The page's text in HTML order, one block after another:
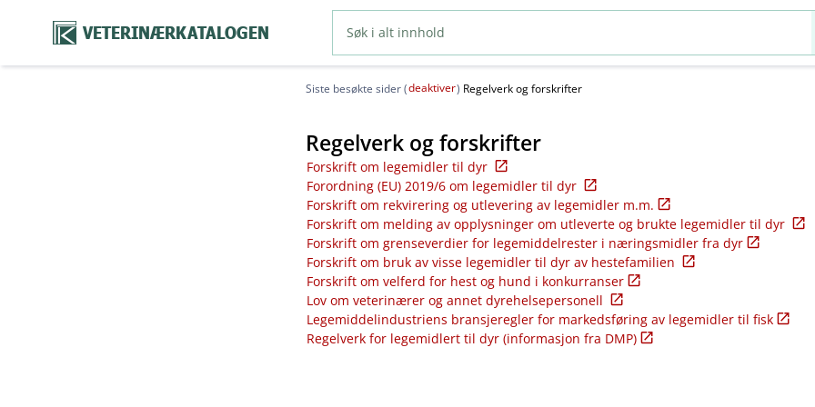
VETERINÆRKATALOGEN
Siste besøkte sider (deaktiver) Regelverk og forskrifter
Regelverk og forskrifter
Forskrift om legemidler til dyr
Forordning (EU) 2019/6 om legemidler til dyr
Forskrift om rekvirering og utlevering av legemidler m.m.
Forskrift om melding av opplysninger om utleverte og brukte legemidler til dyr
Forskrift om grenseverdier for legemiddelrester i næringsmidler fra dyr
Forskrift om bruk av visse legemidler til dyr av hestefamilien
Forskrift om velferd for hest og hund i konkurranser
Lov om veterinærer og annet dyrehelsepersonell
Legemiddelindustriens bransjeregler for markedsføring av legemidler til fisk
Regelverk for legemidlert til dyr (informasjon fra DMP)